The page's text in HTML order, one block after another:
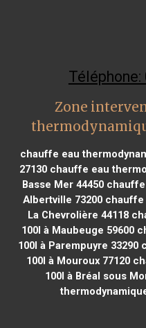
Téléphone:
Zone
chauffe eau
27130chauffe eau
Basse Mer 44450chauffe
Albertville 73200 chauffe
La Chevrolière 44118
100l à Maubeuge 59600
100l à Parempuyre 33290
100l à Mouroux 77120
100l à Bréal sous